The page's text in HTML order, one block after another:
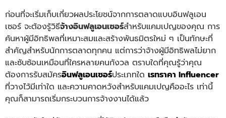
ก่อนที่จะเริ่มเก็บเกี่ยวผลประโยชน์จากการตลาดแบบอินฟลูเอน
เซอร์ จะต้องรู้วิธีจ้างอินฟลูเอนเซอร์สำหรับแคมเปญของคุณ การ
ค้นหาผู้มีอิทธิพลที่เหมาะสมและสร้างพันธมิตรใหม่ ๆ เป็นทักษะที่
สำคัญสำหรับนักการตลาดทุกคน แต่การว่าจ้างผู้มีอิทธิพลไม่ยาก
และซับซ้อนเหมือนที่ใครหลายคนกังวล ตราบใดที่คุณรู้ว่าคุณ
ต้องการรับสมัครอินฟลูเอนเซอร์ประเภทใด เรทราคา Influencer
ที่วางไว้มีเท่าใด และความคาดหวังสำหรับแคมเปญคืออะไร เท่านี้
คุณก็สามารถเริ่มกระบวนการจ้างงานได้แล้ว